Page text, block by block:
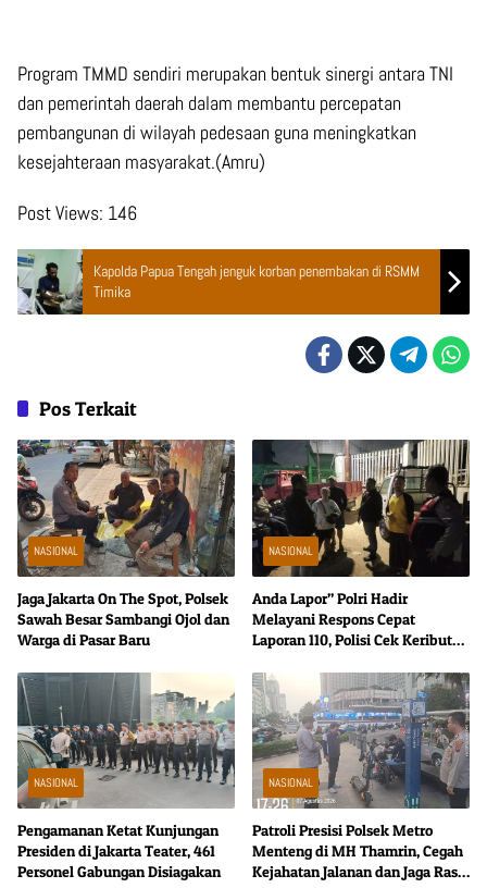
Program TMMD sendiri merupakan bentuk sinergi antara TNI
dan pemerintah daerah dalam membantu percepatan
pembangunan di wilayah pedesaan guna meningkatkan
kesejahteraan masyarakat.(Amru)
Post Views: 146
Kapolda Papua Tengah jenguk korban penembakan di RSMM
Timika
Pos Terkait
NASIONAL
Jaga Jakarta On The Spot, Polsek
Sawah Besar Sambangi Ojol dan
Warga di Pasar Baru
NASIONAL
Anda Lapor” Polri Hadir
Melayani Respons Cepat
Laporan 110, Polisi Cek Keributan
NASIONAL
Pengamanan Ketat Kunjungan
Presiden di Jakarta Teater, 461
Personel Gabungan Disiagakan
NASIONAL
Patroli Presisi Polsek Metro
Menteng di MH Thamrin, Cegah
Kejahatan Jalanan dan Jaga Rasa